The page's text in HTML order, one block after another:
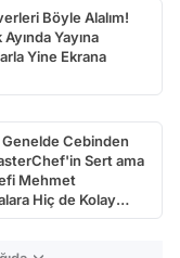
Test
Böyle Alalım!
Yayına
Yine Ekrana
Cebinden
Sert ama
Mehmet
Hiç de Kolay